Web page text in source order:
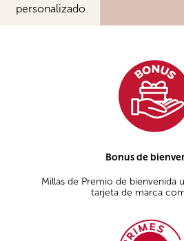
personalizado
Bonus de
Millas de Premio de bienvenida
tarjeta de marca